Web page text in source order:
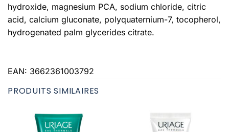
hydroxide, magnesium PCA, sodium chloride, citric
acid, calcium gluconate, polyquaternium-7, tocopherol,
hydrogenated palm glycerides citrate.
EAN: 3662361003792
PRODUITS SIMILAIRES